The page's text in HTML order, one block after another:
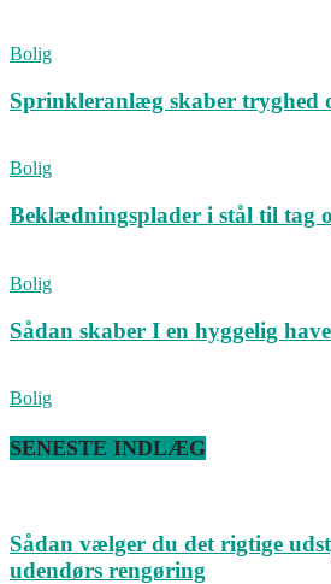
Bolig
Sprinkleranlæg skaber tryghed
Bolig
Beklædningsplader i stål til tag
Bolig
Sådan skaber I en hyggelig
Bolig
SENESTE INDLÆG
Sådan vælger du det rigtige
udendørs rengøring